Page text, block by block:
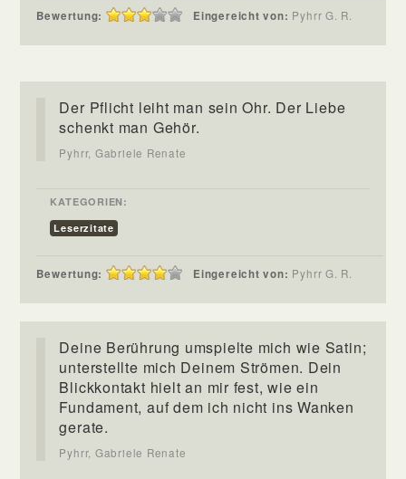
Bewertung: Eingereicht von: Pyhrr G. R.
Der Pflicht leiht man sein Ohr. Der Liebe
schenkt man Gehör.
Pyhrr, Gabriele Renate
KATEGORIEN:
Leserzitate
Bewertung: Eingereicht von: Pyhrr G. R.
Deine Berührung umspielte mich wie Satin;
unterstellte mich Deinem Strömen. Dein
Blickkontakt hielt an mir fest, wie ein
Fundament, auf dem ich nicht ins Wanken
gerate.
Pyhrr, Gabriele Renate